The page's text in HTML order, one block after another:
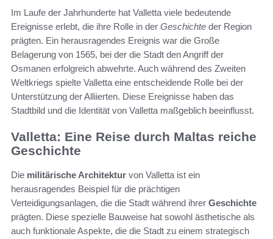
Im Laufe der Jahrhunderte hat Valletta viele bedeutende
Ereignisse erlebt, die ihre Rolle in der Geschichte der Region
prägten. Ein herausragendes Ereignis war die Große
Belagerung von 1565, bei der die Stadt den Angriff der
Osmanen erfolgreich abwehrte. Auch während des Zweiten
Weltkriegs spielte Valletta eine entscheidende Rolle bei der
Unterstützung der Alliierten. Diese Ereignisse haben das
Stadtbild und die Identität von Valletta maßgeblich beeinflusst.
Valletta: Eine Reise durch Maltas reiche
Geschichte
Die militärische Architektur von Valletta ist ein
herausragendes Beispiel für die prächtigen
Verteidigungsanlagen, die die Stadt während ihrer Geschichte
prägten. Diese spezielle Bauweise hat sowohl ästhetische als
auch funktionale Aspekte, die die Stadt zu einem strategisch